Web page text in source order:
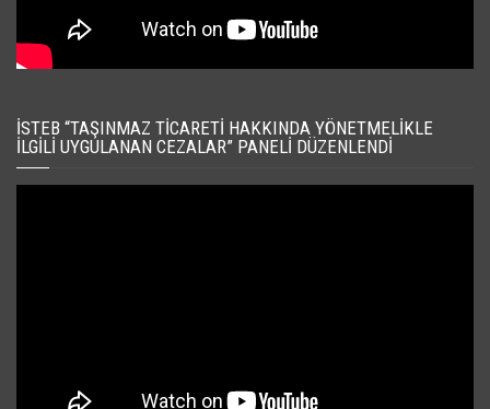
İSTEB “TAŞINMAZ TICARETI HAKKINDA YÖNETMELIKLE
İLGILI UYGULANAN CEZALAR” PANELI DÜZENLENDI